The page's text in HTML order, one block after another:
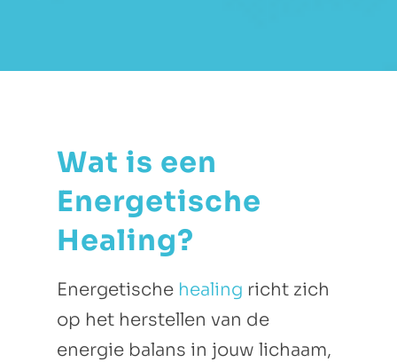
Wat is een
Energetische
Healing?
Energetische healing richt zich
op het herstellen van de
energie balans in jouw lichaam,